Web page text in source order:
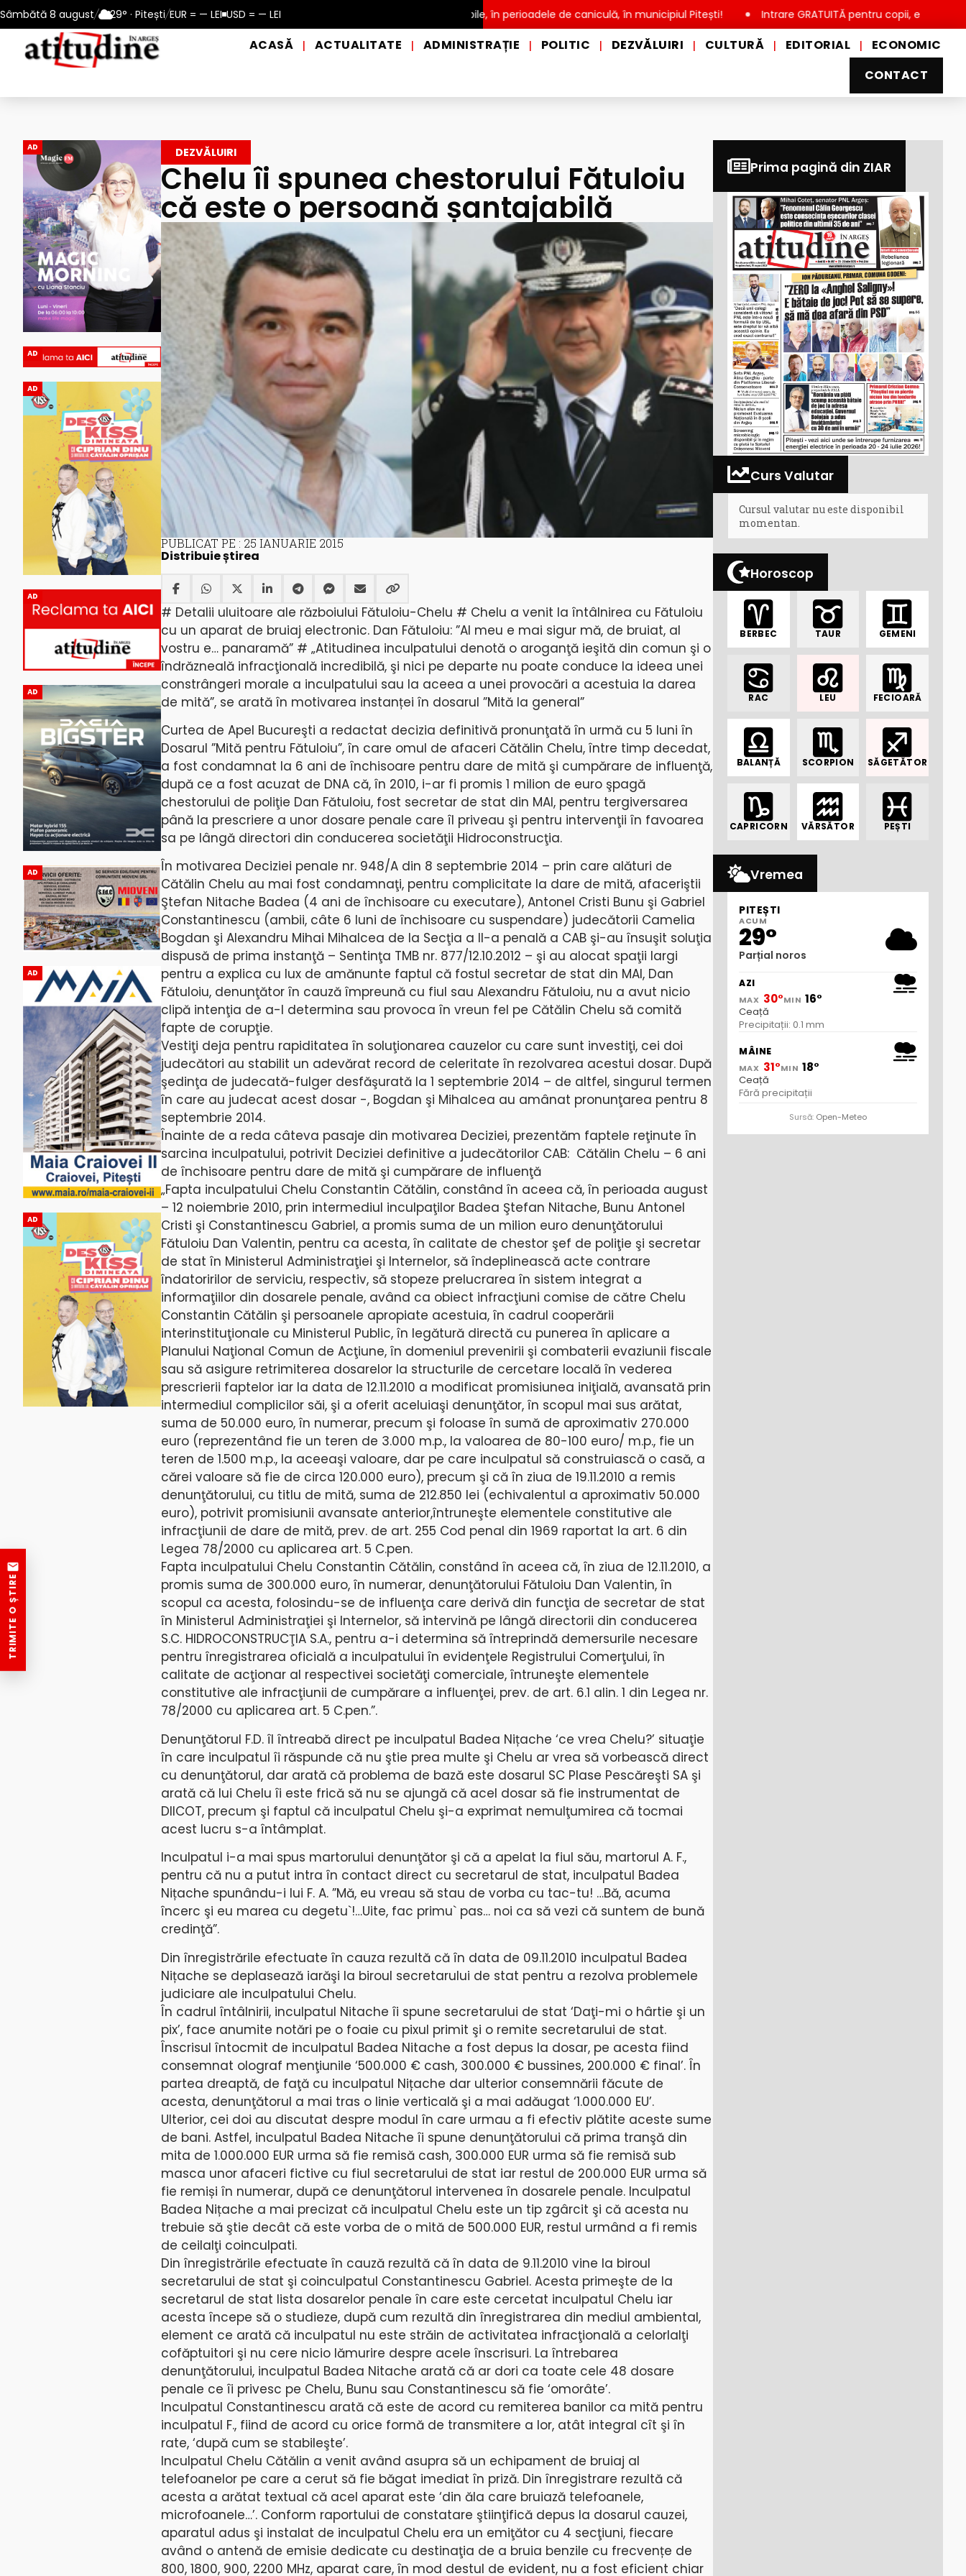
Sâmbătă 8 august/ 29° · Pitești/EUR = — LEI USD = — LEI
august 2026 Reamintire: puncte de prim ajutor și de distribuire a apei potabile, în perioadele de caniculă, în municipiul Pitești! Intrare GRATUITĂ pentru copii, elevi și studenți, de
ACASĂ | ACTUALITATE | ADMINISTRAȚIE | POLITIC | DEZVĂLUIRI | CULTURĂ | EDITORIAL |
ECONOMIC
CONTACT
AD
AD
AD
AD
AD
AD
AD
AD
DEZVĂLUIRI
Chelu îi spunea chestorului Fătuloiu
că este o persoană șantajabilă
PUBLICAT PE : 25 IANUARIE 2015
Distribuie știrea
# Detalii uluitoare ale războiului Fătuloiu-Chelu # Chelu a venit la întâlnirea cu Fătuloiu
cu un aparat de bruiaj electronic. Dan Fătuloiu: ”Al meu e mai sigur mă, de bruiat, al
vostru e… panaramă” # „Atitudinea inculpatului denotă o aroganţă ieşită din comun şi o
îndrăzneală infracţională incredibilă, şi nici pe departe nu poate conduce la ideea unei
constrângeri morale a inculpatului sau la aceea a unei provocări a acestuia la darea
de mită”, se arată în motivarea instanței în dosarul ”Mită la general”
Curtea de Apel Bucureşti a redactat decizia definitivă pronunţată în urmă cu 5 luni în
Dosarul ”Mită pentru Fătuloiu”, în care omul de afaceri Cătălin Chelu, între timp decedat,
a fost condamnat la 6 ani de închisoare pentru dare de mită şi cumpărare de influenţă,
după ce a fost acuzat de DNA că, în 2010, i-ar fi promis 1 milion de euro şpagă
chestorului de poliţie Dan Fătuloiu, fost secretar de stat din MAI, pentru tergiversarea
până la prescriere a unor dosare penale care îl priveau şi pentru intervenţii în favoarea
sa pe lângă directori din conducerea societăţii Hidroconstrucţia.
În motivarea Deciziei penale nr. 948/A din 8 septembrie 2014 – prin care alături de
Cătălin Chelu au mai fost condamnaţi, pentru complicitate la dare de mită, afaceriştii
Ştefan Nitache Badea (4 ani de închisoare cu executare), Antonel Cristi Bunu şi Gabriel
Constantinescu (ambii, câte 6 luni de închisoare cu suspendare) judecătorii Camelia
Bogdan şi Alexandru Mihai Mihalcea de la Secţia a II-a penală a CAB şi-au însuşit soluţia
dispusă de prima instanţă – Sentinţa TMB nr. 877/12.10.2012 – şi au alocat spaţii largi
pentru a explica cu lux de amănunte faptul că fostul secretar de stat din MAI, Dan
Fătuloiu, denunţător în cauză împreună cu fiul sau Alexandru Fătuloiu, nu a avut nicio
clipă intenţia de a-l determina sau provoca în vreun fel pe Cătălin Chelu să comită
fapte de corupţie.
Vestiţi deja pentru rapiditatea în soluţionarea cauzelor cu care sunt investiţi, cei doi
judecători au stabilit un adevărat record de celeritate în rezolvarea acestui dosar. După
şedinţa de judecată-fulger desfăşurată la 1 septembrie 2014 – de altfel, singurul termen
în care au judecat acest dosar -, Bogdan şi Mihalcea au amânat pronunţarea pentru 8
septembrie 2014.
Înainte de a reda câteva pasaje din motivarea Deciziei, prezentăm faptele reţinute în
sarcina inculpatului, potrivit Deciziei definitive a judecătorilor CAB: Cătălin Chelu – 6 ani
de închisoare pentru dare de mită şi cumpărare de influenţă
„Fapta inculpatului Chelu Constantin Cătălin, constând în aceea că, în perioada august
– 12 noiembrie 2010, prin intermediul inculpaţilor Badea Ştefan Nitache, Bunu Antonel
Cristi şi Constantinescu Gabriel, a promis suma de un milion euro denunţătorului
Fătuloiu Dan Valentin, pentru ca acesta, în calitate de chestor şef de poliţie şi secretar
de stat în Ministerul Administraţiei şi Internelor, să îndeplinească acte contrare
îndatoririlor de serviciu, respectiv, să stopeze prelucrarea în sistem integrat a
informaţiilor din dosarele penale, având ca obiect infracţiuni comise de către Chelu
Constantin Cătălin şi persoanele apropiate acestuia, în cadrul cooperării
interinstituţionale cu Ministerul Public, în legătură directă cu punerea în aplicare a
Planului Naţional Comun de Acţiune, în domeniul prevenirii şi combaterii evaziunii fiscale
sau să asigure retrimiterea dosarelor la structurile de cercetare locală în vederea
prescrierii faptelor iar la data de 12.11.2010 a modificat promisiunea iniţială, avansată prin
intermediul complicilor săi, şi a oferit aceluiaşi denunţător, în scopul mai sus arătat,
suma de 50.000 euro, în numerar, precum şi foloase în sumă de aproximativ 270.000
euro (reprezentând fie un teren de 3.000 m.p., la valoarea de 80-100 euro/ m.p., fie un
teren de 1.500 m.p., la aceeaşi valoare, dar pe care inculpatul să construiască o casă, a
cărei valoare să fie de circa 120.000 euro), precum şi că în ziua de 19.11.2010 a remis
denunţătorului, cu titlu de mită, suma de 212.850 lei (echivalentul a aproximativ 50.000
euro), potrivit promisiunii avansate anterior,întruneşte elementele constitutive ale
infracţiunii de dare de mită, prev. de art. 255 Cod penal din 1969 raportat la art. 6 din
Legea 78/2000 cu aplicarea art. 5 C.pen.
Fapta inculpatului Chelu Constantin Cătălin, constând în aceea că, în ziua de 12.11.2010, a
promis suma de 300.000 euro, în numerar, denunţătorului Fătuloiu Dan Valentin, în
scopul ca acesta, folosindu-se de influenţa care derivă din funcţia de secretar de stat
în Ministerul Administraţiei şi Internelor, să intervină pe lângă directorii din conducerea
S.C. HIDROCONSTRUCŢIA S.A., pentru a-i determina să întreprindă demersurile necesare
pentru înregistrarea oficială a inculpatului în evidenţele Registrului Comerţului, în
calitate de acţionar al respectivei societăţi comerciale, întruneşte elementele
constitutive ale infracţiunii de cumpărare a influenţei, prev. de art. 6.1 alin. 1 din Legea nr.
78/2000 cu aplicarea art. 5 C.pen.”.
Denunţătorul F.D. îl întreabă direct pe inculpatul Badea Nițache ‘ce vrea Chelu?’ situaţie
în care inculpatul îi răspunde că nu ştie prea multe şi Chelu ar vrea să vorbească direct
cu denunţătorul, dar arată că problema de bază este dosarul SC Plase Pescăreşti SA şi
arată că lui Chelu îi este frică să nu se ajungă că acel dosar să fie instrumentat de
DIICOT, precum şi faptul că inculpatul Chelu şi-a exprimat nemulţumirea că tocmai
acest lucru s-a întâmplat.
Inculpatul i-a mai spus martorului denunţător şi că a apelat la fiul său, martorul A. F.,
pentru că nu a putut intra în contact direct cu secretarul de stat, inculpatul Badea
Nițache spunându-i lui F. A. ”Mă, eu vreau să stau de vorba cu tac-tu! …Bă, acuma
încerc şi eu marea cu degetu`!…Uite, fac primu` pas… noi ca să vezi că suntem de bună
credinţă”.
Din înregistrările efectuate în cauza rezultă că în data de 09.11.2010 inculpatul Badea
Nițache se deplasează iarăşi la biroul secretarului de stat pentru a rezolva problemele
judiciare ale inculpatului Chelu.
În cadrul întâlnirii, inculpatul Nitache îi spune secretarului de stat ‘Daţi-mi o hârtie şi un
pix’, face anumite notări pe o foaie cu pixul primit şi o remite secretarului de stat.
Înscrisul întocmit de inculpatul Badea Nitache a fost depus la dosar, pe acesta fiind
consemnat olograf menţiunile ‘500.000 € cash, 300.000 € bussines, 200.000 € final’. În
partea dreaptă, de faţă cu inculpatul Nițache dar ulterior consemnării făcute de
acesta, denunţătorul a mai tras o linie verticală şi a mai adăugat ‘1.000.000 EU’.
Ulterior, cei doi au discutat despre modul în care urmau a fi efectiv plătite aceste sume
de bani. Astfel, inculpatul Badea Nitache îi spune denunţătorului că prima tranşă din
mita de 1.000.000 EUR urma să fie remisă cash, 300.000 EUR urma să fie remisă sub
masca unor afaceri fictive cu fiul secretarului de stat iar restul de 200.000 EUR urma să
fie remiși în numerar, după ce denunţătorul intervenea în dosarele penale. Inculpatul
Badea Nițache a mai precizat că inculpatul Chelu este un tip zgârcit şi că acesta nu
trebuie să ştie decât că este vorba de o mită de 500.000 EUR, restul urmând a fi remis
de ceilalţi coinculpati.
Din înregistrările efectuate în cauză rezultă că în data de 9.11.2010 vine la biroul
secretarului de stat şi coinculpatul Constantinescu Gabriel. Acesta primeşte de la
secretarul de stat lista dosarelor penale în care este cercetat inculpatul Chelu iar
acesta începe să o studieze, după cum rezultă din înregistrarea din mediul ambiental,
element ce arată că inculpatul nu este străin de activitatea infracţională a celorlalţi
cofăptuitori şi nu cere nicio lămurire despre acele înscrisuri. La întrebarea
denunţătorului, inculpatul Badea Nitache arată că ar dori ca toate cele 48 dosare
penale ce îi privesc pe Chelu, Bunu sau Constantinescu să fie ‘omorâte’.
Inculpatul Constantinescu arată că este de acord cu remiterea banilor ca mită pentru
inculpatul F., fiind de acord cu orice formă de transmitere a lor, atât integral cît şi în
rate, ‘după cum se stabileşte’.
Inculpatul Chelu Cătălin a venit având asupra să un echipament de bruiaj al
telefoanelor pe care a cerut să fie băgat imediat în priză. Din înregistrare rezultă că
acesta a arătat textual că acel aparat este ‘din ăla care bruiază telefoanele,
microfoanele…’. Conform raportului de constatare ştiinţifică depus la dosarul cauzei,
aparatul adus şi instalat de inculpatul Chelu era un emiţător cu 4 secţiuni, fiecare
având o antenă de emisie dedicate cu destinaţia de a bruia benzile cu frecvențe de
800, 1800, 900, 2200 MHz, aparat care, în mod destul de evident, nu a fost eficient chiar
Prima pagină din ZIAR
Curs Valutar
Cursul valutar nu este disponibil
momentan.
Horoscop
BERBEC TAUR GEMENI
RAC LEU FECIOARĂ
BALANȚĂ SCORPION SĂGETĂTOR
CAPRICORN VĂRSĂTOR PEȘTI
Vremea
PITEȘTI
ACUM
29°
Parțial noros
AZI
MAX 30°MIN 16°
Ceață
Precipitații: 0.1 mm
MÂINE
MAX 31°MIN 18°
Ceață
Fără precipitații
Sursă: Open-Meteo
TRIMITE O ȘTIRE